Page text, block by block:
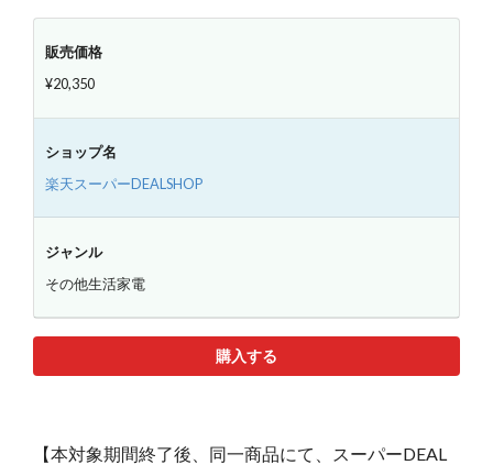
販売価格
¥20,350
ショップ名
楽天スーパーDEALSHOP
ジャンル
その他生活家電
購入する
【本対象期間終了後、同一商品にて、スーパーDEAL